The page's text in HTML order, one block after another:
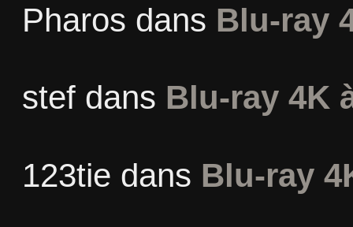
Pharos dans Blu-ray
stefdans Blu-ray 4K
123tie dans Blu-ray